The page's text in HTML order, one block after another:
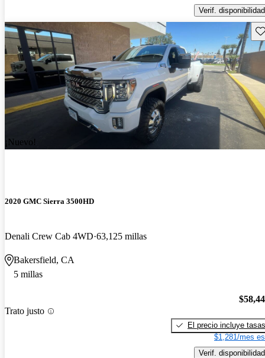
Verif. disponibilidad
¡Nuevo!
2020 GMC Sierra 3500HD
Denali Crew Cab 4WD 63,125 millas
Bakersfield, CA
5 millas
Trato justo
El precio incluye tasas
$1,281/mes
Verif. disponibilidad